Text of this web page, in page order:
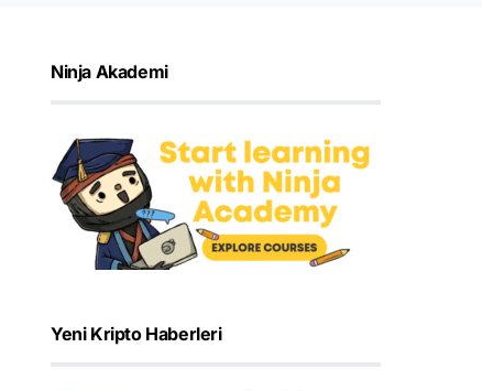
Ninja Akademi
Yeni Kripto Haberleri